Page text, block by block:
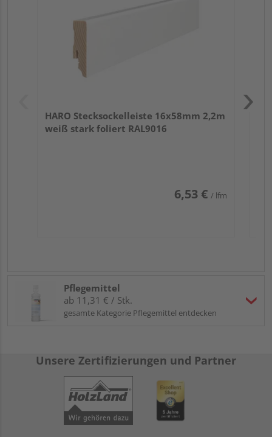
HARO Stecksockelleiste 16x58mm 2,2m
weiß stark foliert RAL9016
6,53 € / lfm
Pflegemittel
ab 11,31 € / Stk.
gesamte Kategorie Pflegemittel entdecken
Unsere Zertifizierungen und Partner